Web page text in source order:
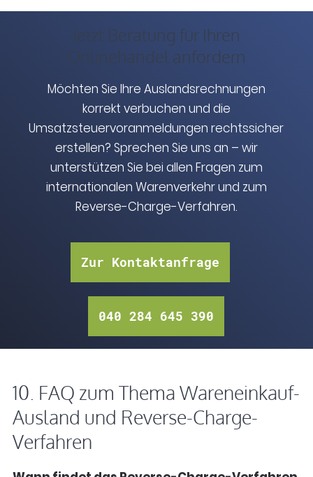
Jetzt Beratung für Ihren
Onlinehandel anfordern
Möchten Sie Ihre Auslandsrechnungen
korrekt verbuchen und die
Umsatzsteuervoranmeldungen rechtssicher
erstellen? Sprechen Sie uns an – wir
unterstützen Sie bei allen Fragen zum
internationalen Warenverkehr und zum
Reverse-Charge-Verfahren.
Zur Kontaktanfrage
040 284 645 390
10. FAQ zum Thema Wareneinkauf-
Ausland und Reverse-Charge-
Verfahren